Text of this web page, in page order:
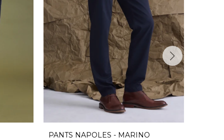
PANTS NAPOLES - MARINO